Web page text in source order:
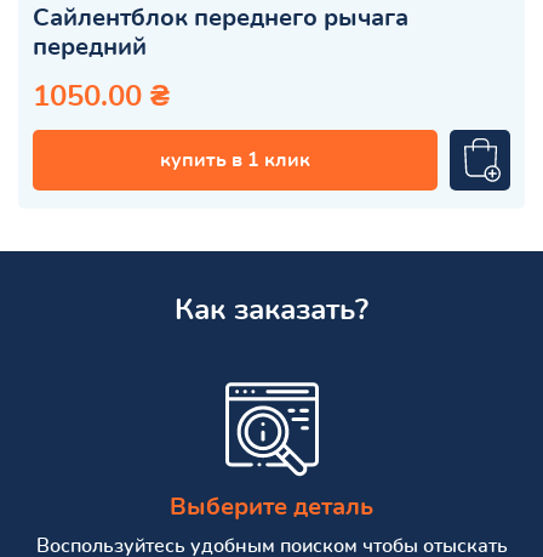
Сайлентблок переднего рычага
передний
1050.00 ₴
купить в 1 клик
Как заказать?
Выберите деталь
Воспользуйтесь удобным поиском чтобы отыскать